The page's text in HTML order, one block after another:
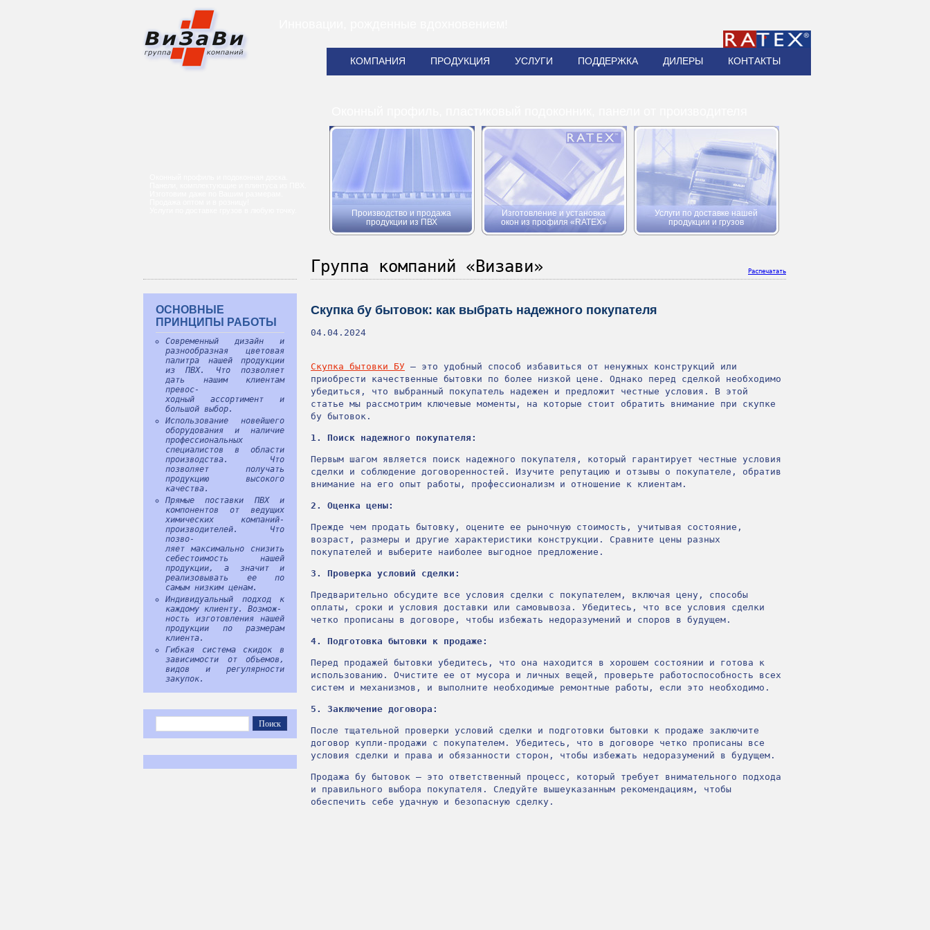
КОМПАНИЯ ПРОДУКЦИЯ УСЛУГИ ПОДДЕРЖКА ДИЛЕРЫ КОНТАКТЫ
Производство и продажа
продукции из ПВХ
Изготовление и установка
окон из профиля «RATEX»
Услуги по доставке нашей
продукции и грузов
Распечатать
Группа компаний «Визави»
ОСНОВНЫЕ
ПРИНЦИПЫ РАБОТЫ
Современный дизайн и
разнообразная цветовая
палитра нашей продукции
из ПВХ. Что позволяет
дать нашим клиентам
превос-
ходный ассортимент и
большой выбор.
Использование новейшего
оборудования и наличие
профессиональных
специалистов в области
производства. Что
позволяет получать
продукцию высокого
качества.
Прямые поставки ПВХ и
компонентов от ведущих
химических компаний-
производителей. Что
позво-
ляет максимально снизить
себестоимость нашей
продукции, а значит и
реализовывать ее по
самым низким ценам.
Индивидуальный подход к
каждому клиенту. Возмож-
ность изготовления нашей
продукции по размерам
клиента.
Гибкая система скидок в
зависимости от объемов,
видов и регулярности
закупок.
Скупка бу бытовок: как выбрать надежного покупателя
04.04.2024
Скупка бытовки БУ – это удобный способ избавиться от ненужных конструкций или
приобрести качественные бытовки по более низкой цене. Однако перед сделкой необходимо
убедиться, что выбранный покупатель надежен и предложит честные условия. В этой
статье мы рассмотрим ключевые моменты, на которые стоит обратить внимание при скупке
бу бытовок.
1. Поиск надежного покупателя:
Первым шагом является поиск надежного покупателя, который гарантирует честные условия
сделки и соблюдение договоренностей. Изучите репутацию и отзывы о покупателе, обратив
внимание на его опыт работы, профессионализм и отношение к клиентам.
2. Оценка цены:
Прежде чем продать бытовку, оцените ее рыночную стоимость, учитывая состояние,
возраст, размеры и другие характеристики конструкции. Сравните цены разных
покупателей и выберите наиболее выгодное предложение.
3. Проверка условий сделки:
Предварительно обсудите все условия сделки с покупателем, включая цену, способы
оплаты, сроки и условия доставки или самовывоза. Убедитесь, что все условия сделки
четко прописаны в договоре, чтобы избежать недоразумений и споров в будущем.
4. Подготовка бытовки к продаже:
Перед продажей бытовки убедитесь, что она находится в хорошем состоянии и готова к
использованию. Очистите ее от мусора и личных вещей, проверьте работоспособность всех
систем и механизмов, и выполните необходимые ремонтные работы, если это необходимо.
5. Заключение договора:
После тщательной проверки условий сделки и подготовки бытовки к продаже заключите
договор купли-продажи с покупателем. Убедитесь, что в договоре четко прописаны все
условия сделки и права и обязанности сторон, чтобы избежать недоразумений в будущем.
Продажа бу бытовок – это ответственный процесс, который требует внимательного подхода
и правильного выбора покупателя. Следуйте вышеуказанным рекомендациям, чтобы
обеспечить себе удачную и безопасную сделку.